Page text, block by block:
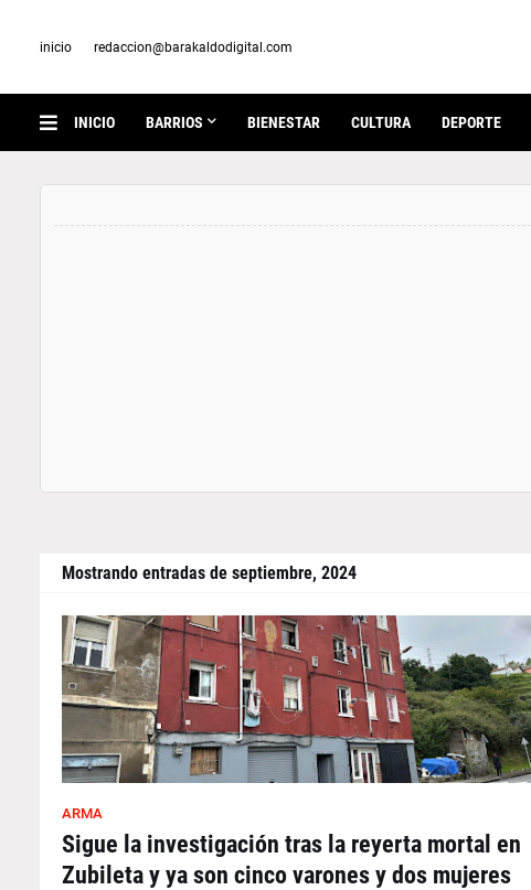
inicio redaccion@barakaldodigital.com
INICIO BARRIOS BIENESTAR CULTURA DEPORTE
Mostrando entradas de septiembre, 2024
ARMA
Sigue la investigación tras la reyerta mortal en
Zubileta y ya son cinco varones y dos mujeres